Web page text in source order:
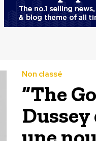
Non classé
“The